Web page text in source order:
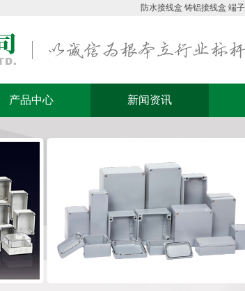
防水接线盒 铸铝接线盒 端
产品中心 新闻资讯